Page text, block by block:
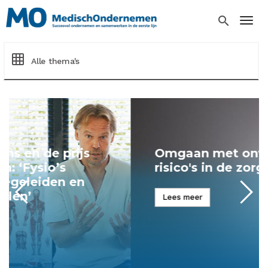
Overslaan
en
inhoud
search
grid_on Alle thema's
Omgaan met onverwachte
risico's in de zorg
Lees meer